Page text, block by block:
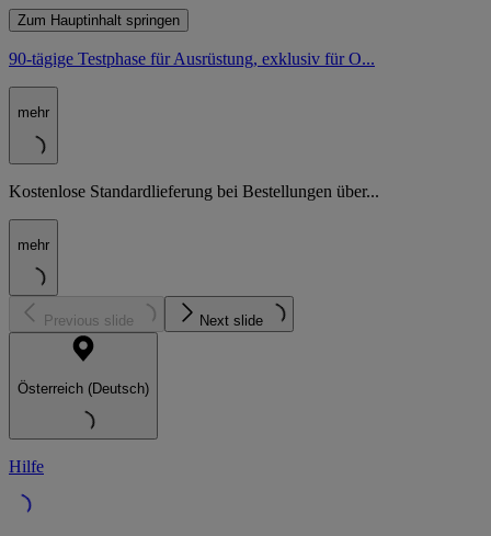
Zum Hauptinhalt springen
90-tägige Testphase für Ausrüstung, exklusiv für O...
mehr
Kostenlose Standardlieferung bei Bestellungen über...
mehr
Previous slide Next slide
Österreich (Deutsch)
Hilfe